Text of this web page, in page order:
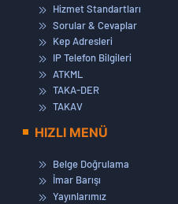
Hizmet Standartları
Sorular & Cevaplar
Kep Adresleri
IP Telefon Bilgileri
ATKML
TAKA-DER
TAKAV
HIZLI MENÜ
Belge Doğrulama
İmar Barışı
Yayınlarımız